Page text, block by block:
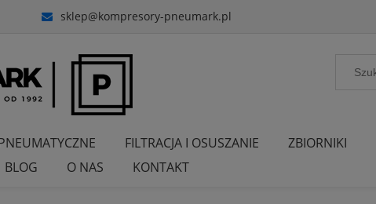
sklep@kompresory-pneumark.pl
FILTRACJA I OSUSZANIE ZBIORNIKI
BLOG O NAS KONTAKT